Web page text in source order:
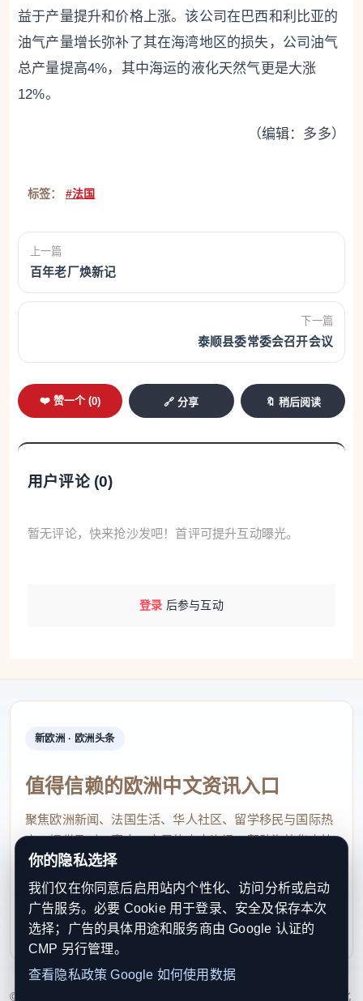
益于产量提升和价格上涨。该公司在巴西和利比亚的
油气产量增长弥补了其在海湾地区的损失，公司油气
总产量提高4%，其中海运的液化天然气更是大涨
12%。
（编辑：多多）
标签： #法国
上一篇
百年老厂焕新记
下一篇
泰顺县委常委会召开会议
❤️ 赞一个 (0) 🔗 分享 🔖 稍后阅读
用户评论 (0)
暂无评论，快来抢沙发吧！首评可提升互动曝光。
登录 后参与互动
新欧洲 · 欧洲头条
值得信赖的欧洲中文资讯入口
聚焦欧洲新闻、法国生活、华人社区、留学移民与国际热
点，提供及时、真实、实用的中文资讯，帮助海外华人快
速了解欧洲动态。
contact@xinouzhou.com
服务支持、版权与合作：工作日优先处理站务、投稿与权
利通知
© 2026 新欧洲·欧洲头条. All Rights Reserved. 本网站持续优化
你的隐私选择
我们仅在你同意后启用站内个性化、访问分析或启动
广告服务。必要 Cookie 用于登录、安全及保存本次
选择；广告的具体用途和服务商由 Google 认证的
CMP 另行管理。
查看隐私政策 Google 如何使用数据